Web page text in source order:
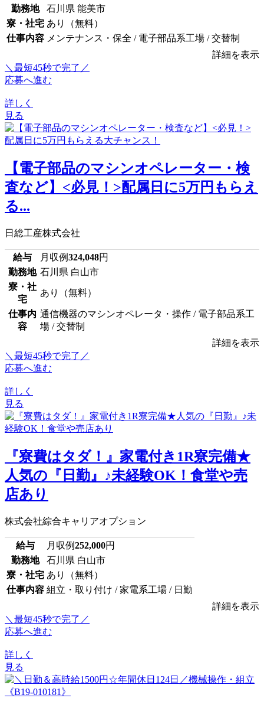
勤務地
石川県 能美市
寮・社宅 あり（無料）
仕事内容 メンテナンス・保全 / 電子部品系工場 / 交替制
詳細を表示
＼最短45秒で完了／
応募へ進む
詳しく
見る
【電子部品のマシンオペレーター・検
査など】<必見！>配属日に5万円もらえ
る...
日総工産株式会社
給与 月収例324,048円
勤務地 石川県 白山市
寮・社
宅
あり（無料）
仕事内
容
通信機器のマシンオペレータ・操作 / 電子部品系工
場 / 交替制
詳細を表示
＼最短45秒で完了／
応募へ進む
詳しく
見る
『寮費はタダ！』家電付き1R寮完備★
人気の『日勤』♪未経験OK！食堂や売
店あり
株式会社綜合キャリアオプション
給与 月収例252,000円
勤務地
石川県 白山市
寮・社宅 あり（無料）
仕事内容 組立・取り付け / 家電系工場 / 日勤
詳細を表示
＼最短45秒で完了／
応募へ進む
詳しく
見る